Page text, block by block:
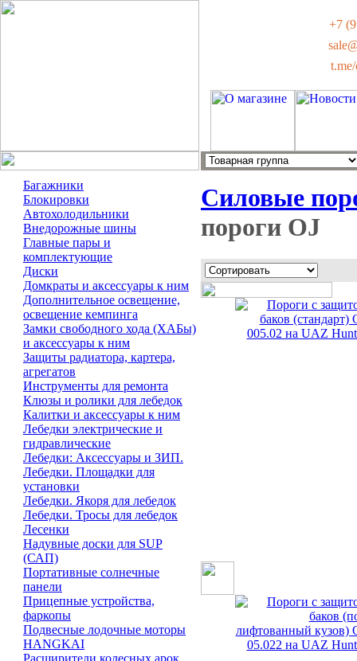
+7
Багажники
Блокировки
Автохолодильники
Внедорожные шины
Главные пары и
комплектующие
Диски
Домкраты и аксессуары к ним
Дополнительное освещение,
освещение кемпинга
Замки свободного хода (ХАБы)
и аксессуары к ним
Защиты радиатора, картера,
агрегатов
Инструменты для ремонта
Клюзы и ролики для лебедок
Калитки и аксессуары к ним
Лебедки электрические и
гидравлические
Лебедки: Аксессуары и ЗИП.
Лебедки. Площадки для
установки
Лебедки. Якоря для лебедок
Лебедки. Тросы для лебедок
Лесенки
Надувные доски для SUP
(САП)
Портативные солнечные
панели
Прицепные устройства,
фаркопы
Подвесные лодочные моторы
HANGKAI
Расширители колесных арок
Силовые
пороги OJ